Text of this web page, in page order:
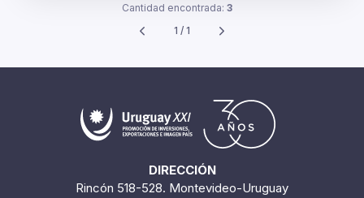
Cantidad encontrada: 3
1 / 1
DIRECCIÓN
Rincón 518-528. Montevideo-Uruguay